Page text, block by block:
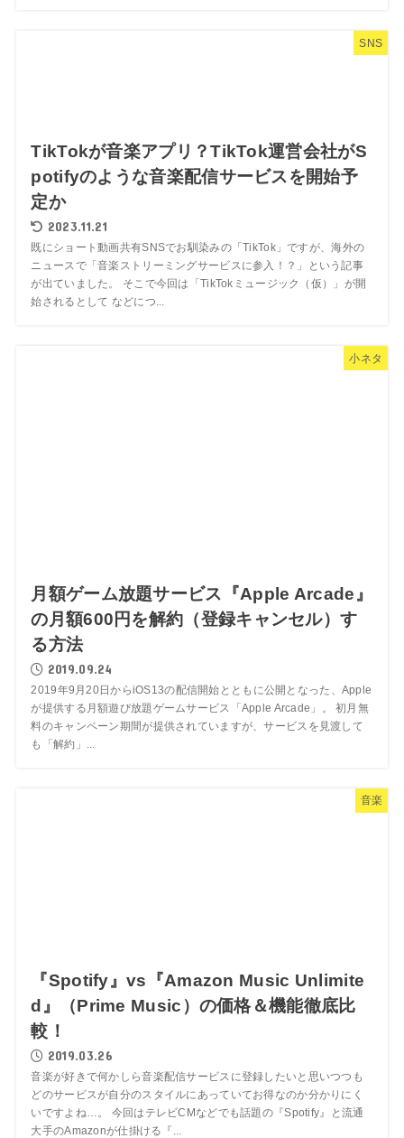
SNS
TikTokが音楽アプリ？TikTok運営会社がS
potifyのような音楽配信サービスを開始予
定か
2023.11.21
既にショート動画共有SNSでお馴染みの「TikTok」ですが、海外の
ニュースで「音楽ストリーミングサービスに参入！？」という記事
が出ていました。 そこで今回は「TikTokミュージック（仮）」が開
始されるとして などにつ...
小ネタ
月額ゲーム放題サービス『Apple Arcade』
の月額600円を解約（登録キャンセル）す
る方法
2019.09.24
2019年9月20日からiOS13の配信開始とともに公開となった、Apple
が提供する月額遊び放題ゲームサービス「Apple Arcade」。 初月無
料のキャンペーン期間が提供されていますが、サービスを見渡して
も「解約」...
音楽
『Spotify』vs『Amazon Music Unlimite
d』（Prime Music）の価格＆機能徹底比
較！
2019.03.26
音楽が好きで何かしら音楽配信サービスに登録したいと思いつつも
どのサービスが自分のスタイルにあっていてお得なのか分かりにく
いですよね…。 今回はテレビCMなどでも話題の『Spotify』と流通
大手のAmazonが仕掛ける『...